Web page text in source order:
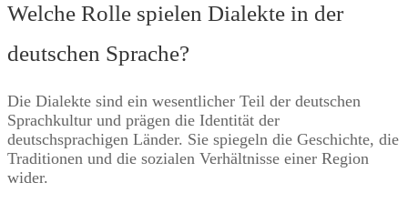
Welche Rolle spielen Dialekte in der
deutschen Sprache?
Die Dialekte sind ein wesentlicher Teil der deutschen
Sprachkultur und prägen die Identität der
deutschsprachigen Länder. Sie spiegeln die Geschichte, die
Traditionen und die sozialen Verhältnisse einer Region
wider.